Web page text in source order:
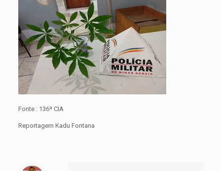
Fonte : 136ª CIA
Reportagem Kadu Fontana